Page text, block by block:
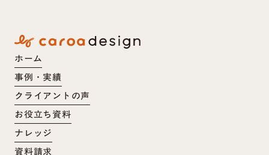
ホーム
事例・実績
クライアントの声
お役立ち資料
ナレッジ
資料請求